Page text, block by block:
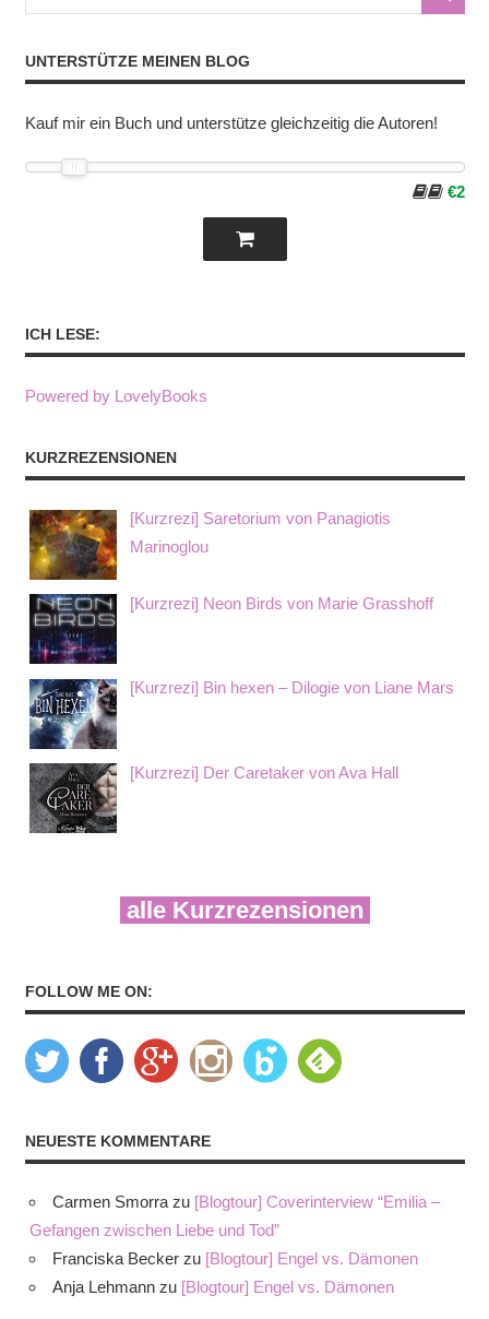
UNTERSTÜTZE MEINEN BLOG
Kauf mir ein Buch und unterstütze gleichzeitig die Autoren!
€2
ICH LESE:
Powered by LovelyBooks
KURZREZENSIONEN
[Kurzrezi] Saretorium von Panagiotis
Marinoglou
[Kurzrezi] Neon Birds von Marie Grasshoff
[Kurzrezi] Bin hexen – Dilogie von Liane Mars
[Kurzrezi] Der Caretaker von Ava Hall
alle Kurzrezensionen
FOLLOW ME ON:
NEUESTE KOMMENTARE
Carmen Smorra zu [Blogtour] Coverinterview “Emilia –
Gefangen zwischen Liebe und Tod”
Franciska Becker zu [Blogtour] Engel vs. Dämonen
Anja Lehmann zu [Blogtour] Engel vs. Dämonen